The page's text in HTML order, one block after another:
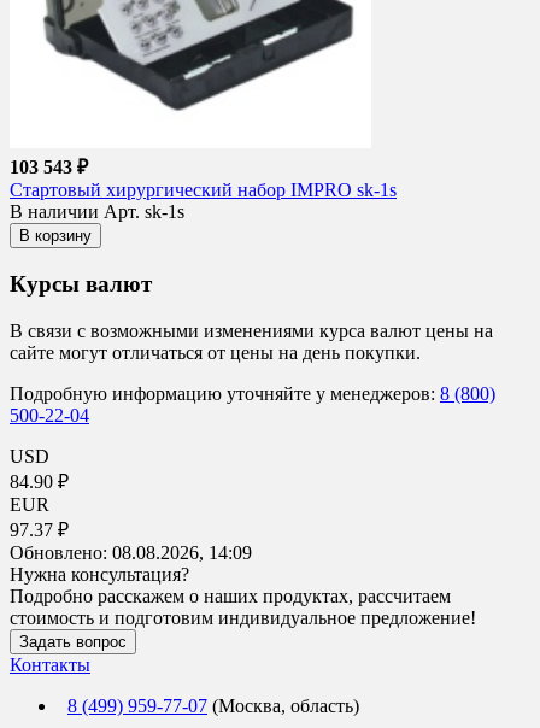
103 543 ₽
Стартовый хирургический набор IMPRO sk-1s
В наличии Арт. sk-1s
В корзину
Курсы валют
В связи с возможными изменениями курса валют цены на
сайте могут отличаться от цены на день покупки.
Подробную информацию уточняйте у менеджеров: 8 (800)
500-22-04
USD
84.90 ₽
EUR
97.37 ₽
Обновлено: 08.08.2026, 14:09
Нужна консультация?
Подробно расскажем о наших продуктах, рассчитаем
стоимость и подготовим индивидуальное предложение!
Задать вопрос
Контакты
8 (499) 959-77-07 (Москва, область)